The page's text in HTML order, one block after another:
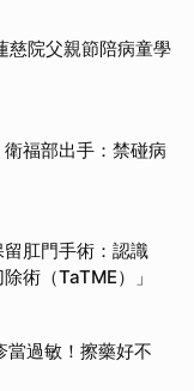
慈院父親節陪病童學
福部出手：禁碰病
肛門手術：認識
術（TaTME）」
當過敏！擦藥好不